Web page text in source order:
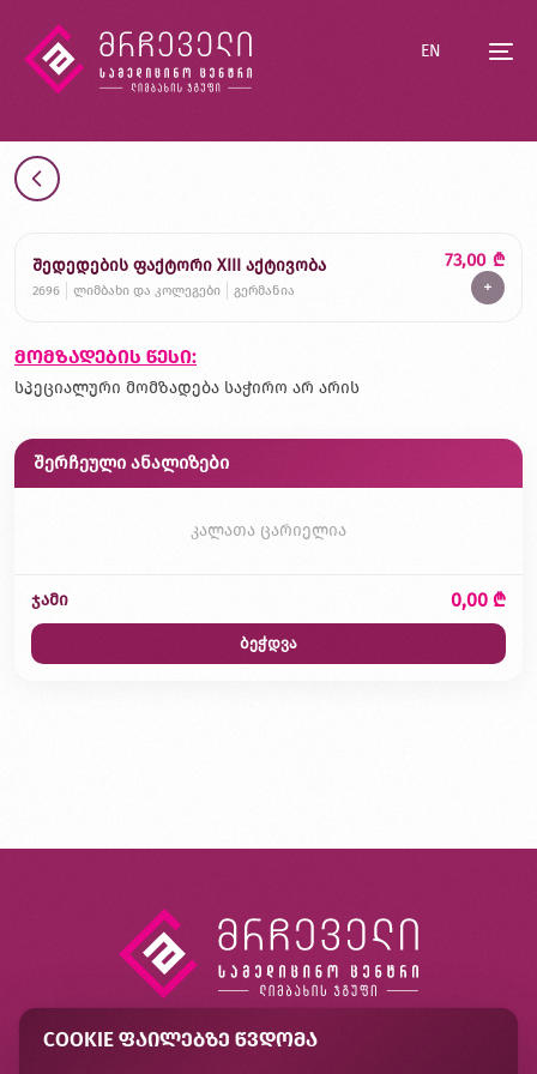
EN
შედედების ფაქტორი XIII აქტივობა
2696 ლიმბახი და კოლეგები გერმანია
73,00 ₾
+
მომზადების წესი:
სპეციალური მომზადება საჭირო არ არის
შერჩეული ანალიზები
კალათა ცარიელია
ჯამი 0,00 ₾
ბეჭდვა
COOKIE ᲤᲐᲘᲚᲔᲑᲖᲔ ᲬᲕᲓᲝᲛᲐ